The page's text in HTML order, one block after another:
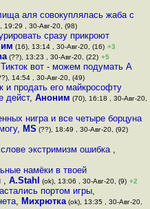
аля совокуплялась жаба с
19:29 , 30-Авг-20, (98)
сразу прикроют
(16), 13:14 , 30-Авг-20, (16) +3
(??), 13:23 , 30-Авг-20, (22) +5
вот - можем подумать А
14:54 , 30-Авг-20, (49)
и продать его майкрософту
дейст, Аноним (70), 16:18 , 30-Авг-20,
нигра и все четыре борцуна
, MS (??), 18:49 , 30-Авг-20, (92)
экстримизм ошибка ,
намёки в твоей
, A.Stahl (ok), 13:06 , 30-Авг-20, (9) +2
портом игры,
, Михрютка(ok), 13:35 , 30-Авг-20,